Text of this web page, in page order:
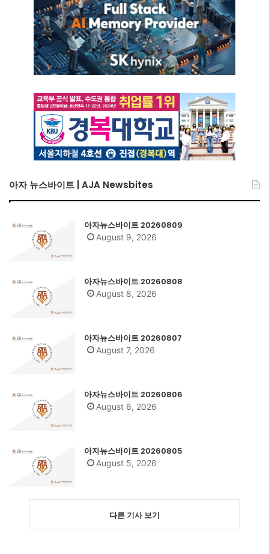
아자 뉴스바이트 | AJA Newsbites
아자뉴스바이트 20260809
August 9, 2026
아자뉴스바이트 20260808
August 8, 2026
아자뉴스바이트 20260807
August 7, 2026
아자뉴스바이트 20260806
August 6, 2026
아자뉴스바이트 20260805
August 5, 2026
다른 기사 보기